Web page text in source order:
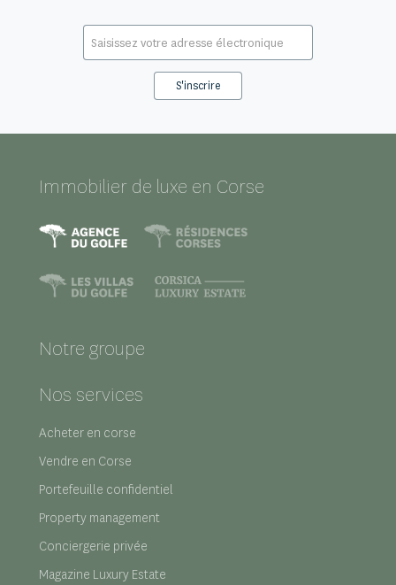
mail
*
Immobilier de luxe en Corse
Notre groupe
Nos services
Acheter en corse
Vendre en Corse
Portefeuille confidentiel
Property management
Conciergerie privée
Magazine Luxury Estate